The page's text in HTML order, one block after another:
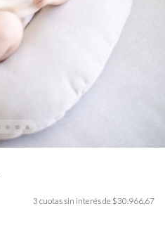
3 cuotas sin interés de $30.966,67